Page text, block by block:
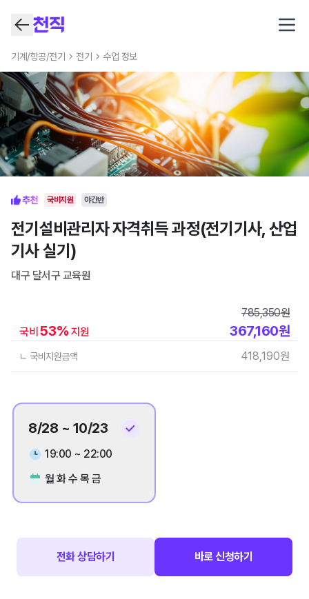
기계/항공/전기 전기 수업 정보
국비지원 야간반
전기설비관리자 자격취득 과정(전기기사, 산업
기사 실기)
대구 달서구 교육원
국비 53% 지원
785,350원
367,160원
ㄴ 국비지원금액 418,190원
8/28 ~ 10/23
19:00 ~ 22:00
월 화 수 목 금
전화 상담하기 바로 신청하기